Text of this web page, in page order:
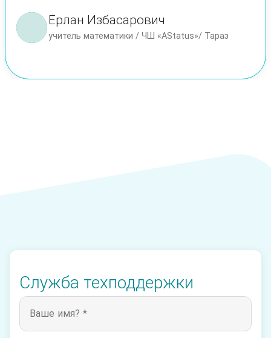
Ертышбаева Жанар Жиентаевна
учитель нач. классов / ГУ "Школа гимназия №24
Служба техподдержки
Ваше имя? *